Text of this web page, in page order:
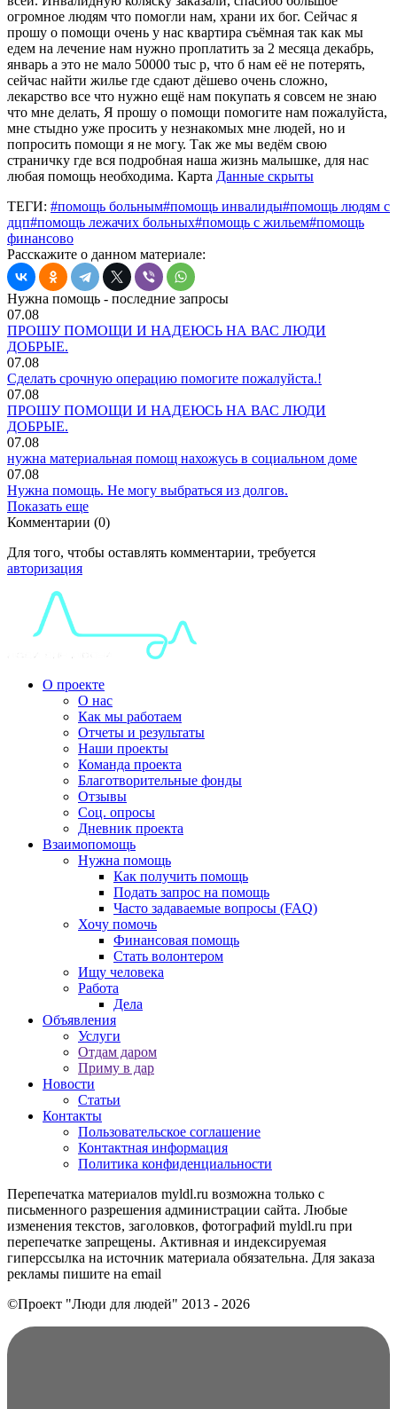
огромное людям что помогли нам, храни их бог. Сейчас я
прошу о помощи очень у нас квартира съёмная так как мы
едем на лечение нам нужно проплатить за 2 месяца декабрь,
январь а это не мало 50000 тыс р, что б нам её не потерять,
сейчас найти жилье где сдают дёшево очень сложно,
лекарство все что нужно ещё нам покупать я совсем не знаю
что мне делать, Я прошу о помощи помогите нам пожалуйста,
мне стыдно уже просить у незнакомых мне людей, но и
попросить помощи я не могу. Так же мы ведём свою
страничку где вся подробная наша жизнь малышке, для нас
любая помощь необходима. Карта Данные скрыты
ТЕГИ: #помощь больным#помощь инвалиды#помощь людям с
дцп#помощь лежачих больных#помощь с жильем#помощь
финансово
Расскажите о данном материале:
Нужна помощь - последние запросы
07.08
ПРОШУ ПОМОЩИ И НАДЕЮСЬ НА ВАС ЛЮДИ
ДОБРЫЕ.
07.08
Сделать срочную операцию помогите пожалуйста.!
07.08
ПРОШУ ПОМОЩИ И НАДЕЮСЬ НА ВАС ЛЮДИ
ДОБРЫЕ.
07.08
нужна материальная помощ нахожусь в социальном доме
07.08
Нужна помощь. Не могу выбраться из долгов.
Показать еще
Комментарии (0)
Для того, чтобы оставлять комментарии, требуется
авторизация
О проекте
О нас
Как мы работаем
Отчеты и результаты
Наши проекты
Команда проекта
Благотворительные фонды
Отзывы
Соц. опросы
Дневник проекта
Взаимопомощь
Нужна помощь
Как получить помощь
Подать запрос на помощь
Часто задаваемые вопросы (FAQ)
Хочу помочь
Финансовая помощь
Стать волонтером
Ищу человека
Работа
Дела
Объявления
Услуги
Отдам даром
Приму в дар
Новости
Статьи
Контакты
Пользовательское соглашение
Контактная информация
Политика конфиденциальности
Перепечатка материалов myldl.ru возможна только с
письменного разрешения администрации сайта. Любые
изменения текстов, заголовков, фотографий myldl.ru при
перепечатке запрещены. Активная и индексируемая
гиперссылка на источник материала обязательна. Для заказа
рекламы пишите на еmail
©Проект "Люди для людей" 2013 - 2026